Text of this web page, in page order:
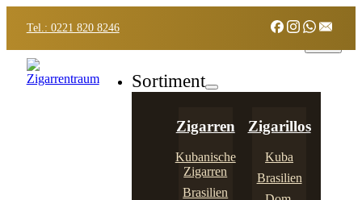
Tel.: 0221 820 8246
Sortiment
Zigarren
Kubanische
Zigarren
Brasilien
Zigarillos
Kuba
Brasilien